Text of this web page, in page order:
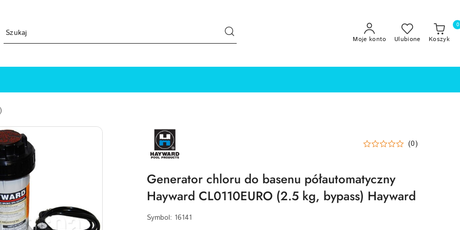
Moje konto Ulubione Koszyk
0
HAYWARD-
LOGO
(0)
Generator chloru do basenu półautomatyczny
Hayward CL0110EURO (2.5 kg, bypass) Hayward
Symbol: 16141